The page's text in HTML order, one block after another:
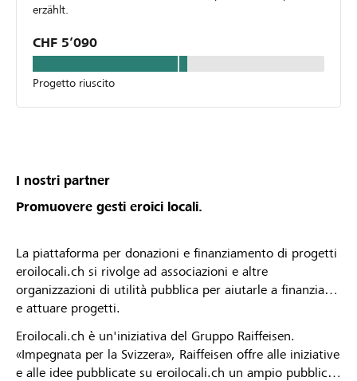
erzählt.
CHF 5’090
Progetto riuscito
I nostri partner
Promuovere gesti eroici locali.
La piattaforma per donazioni e finanziamento di progetti
eroilocali.ch si rivolge ad associazioni e altre
organizzazioni di utilità pubblica per aiutarle a finanziare
e attuare progetti.
Eroilocali.ch è un'iniziativa del Gruppo Raiffeisen.
«Impegnata per la Svizzera», Raiffeisen offre alle iniziative
e alle idee pubblicate su eroilocali.ch un ampio pubblico